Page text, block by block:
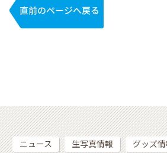
ニュース 生写真情報 グッズ情